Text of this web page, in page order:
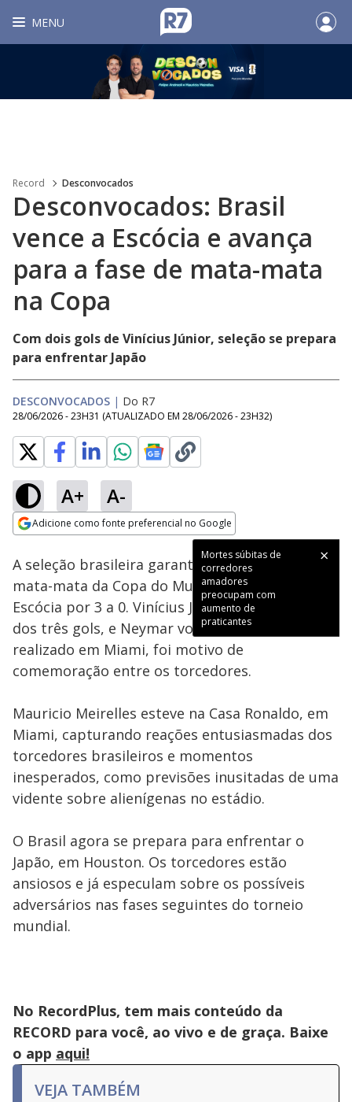
MENU
Record Desconvocados
Desconvocados: Brasil
vence a Escócia e avança
para a fase de mata-mata
na Copa
Com dois gols de Vinícius Júnior, seleção se prepara
para enfrentar Japão
DESCONVOCADOS | Do R7
28/06/2026 - 23H31 (ATUALIZADO EM 28/06/2026 - 23H32)
A+ A-
Adicione como fonte preferencial no Google
Mortes súbitas de
corredores
amadores
preocupam com
aumento de
praticantes
Ativar
Loaded:
8.80%
A seleção brasileira garantiu sua vaga na fase
mata-mata da Copa do Mundo ao vencer a
Escócia por 3 a 0. Vinícius Junior marcou dois
dos três gols, e Neymar voltou a campo. O jogo,
realizado em Miami, foi motivo de
comemoração entre os torcedores.
Mauricio Meirelles esteve na Casa Ronaldo, em
Miami, capturando reações entusiasmadas dos
torcedores brasileiros e momentos
inesperados, como previsões inusitadas de uma
vidente sobre alienígenas no estádio.
O Brasil agora se prepara para enfrentar o
Japão, em Houston. Os torcedores estão
ansiosos e já especulam sobre os possíveis
adversários nas fases seguintes do torneio
mundial.
No RecordPlus, tem mais conteúdo da
RECORD para você, ao vivo e de graça. Baixe
o app aqui!
VEJA TAMBÉM